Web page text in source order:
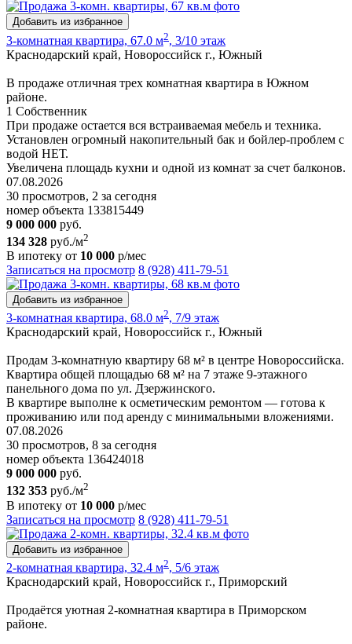
Добавить из избранное
3-комнатная квартира, 67.0 м2, 3/10 этаж
Краснодарский край, Новороссийск г., Южный
В продаже отличная трех комнатная квартира в Южном
районе.
1 Собственник
При продаже остается вся встраиваемая мебель и техника.
Установлен огромный накопительный бак и бойлер-проблем с
водой НЕТ.
Увеличена площадь кухни и одной из комнат за счет балконов.
07.08.2026
30 просмотров, 2 за сегодня
номер объекта 133815449
9 000 000 руб.
134 328 руб./м2
В ипотеку от 10 000 р/мес
Записаться на просмотр 8 (928) 411-79-51
Добавить из избранное
3-комнатная квартира, 68.0 м2, 7/9 этаж
Краснодарский край, Новороссийск г., Южный
Продам 3-комнатную квартиру 68 м² в центре Новороссийска.
Квартира общей площадью 68 м² на 7 этаже 9-этажного
панельного дома по ул. Дзержинского.
В квартире выполне к осметическим ремонтом — готова к
проживанию или под аренду с минимальными вложениями.
07.08.2026
30 просмотров, 8 за сегодня
номер объекта 136424018
9 000 000 руб.
132 353 руб./м2
В ипотеку от 10 000 р/мес
Записаться на просмотр 8 (928) 411-79-51
Добавить из избранное
2-комнатная квартира, 32.4 м2, 5/6 этаж
Краснодарский край, Новороссийск г., Приморский
Продаётся уютная 2-комнатная квартира в Приморском
районе.